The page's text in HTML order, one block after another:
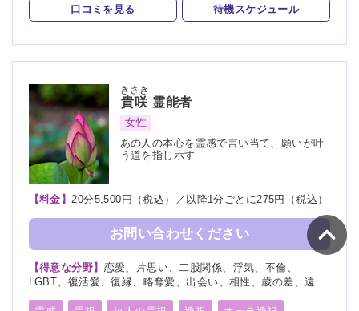
口コミを見る 待機スケジュール
貴咲
きさき
霊能者
女性
あの人の本心を霊感で言い当て、願いが叶
う道を指し示す
【料金】20分5,500円（税込）／以降1分ごとに275円（税込）
お問い合わせください
【得意な分野】 恋愛、片思い、二股関係、浮気、不倫、
LGBT、復活愛、復縁、略奪愛、出会い、相性、歳の差、遠距